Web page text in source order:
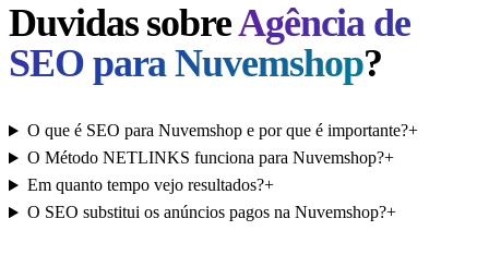
Duvidas sobreAgência de
SEO para Nuvemshop?
O que é SEO para Nuvemshop e por que é importante?+
O Método NETLINKS funciona para Nuvemshop?+
Em quanto tempo vejo resultados?+
O SEO substitui os anúncios pagos na Nuvemshop?+